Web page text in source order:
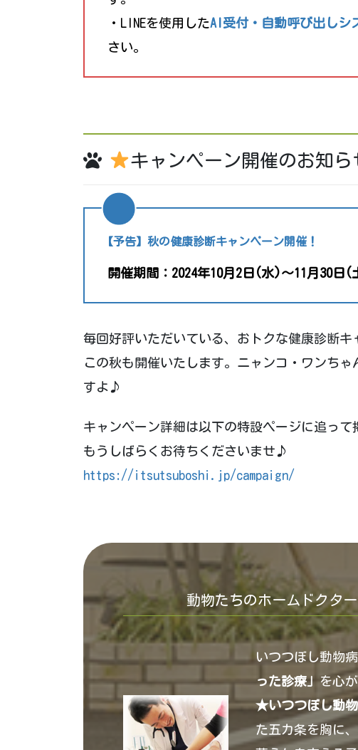
・LINEを使用したAI受付・自動呼び出しシ
さい。
キャンペーン開催のお知ら
【予告】秋の健康診断キャンペーン開催！
開催期間：2024年10月2日(水)～11月30日(
毎回好評いただいている、おトクな健康診断キ
この秋も開催いたします。ニャンコ・ワンち
すよ♪
キャンペーン詳細は以下の特設ページに追って
もうしばらくお待ちくださいませ♪
https://itsutsuboshi.jp/campaign/
動物たちのホームドクタ
いつつぼし動物
った診療」を心
★いつつぼし動
た五カ条を胸に